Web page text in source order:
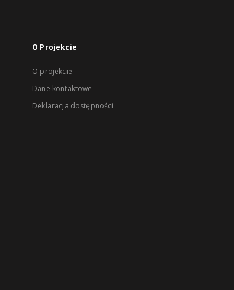
O Projekcie
O projekcie
Dane kontaktowe
Deklaracja dostępności